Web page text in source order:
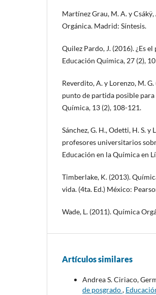
Martínez Grau, M. A. y
Orgánica. Madrid: Síntesis.
Quilez Pardo, J. (2016). ¿Es
Educación Química, 27 (2),
Reverdito, A. y Lorenzo, M.
punto de partida posible para
Química, 13 (2), 108-121.
Sánchez, G. H., Odetti, H. S.
profesores universitarios
Educación en la Química en
Timberlake, K. (2013).
vida. (4ta. Ed.) México:
Wade, L. (2011). Química
Artículos similares
Andrea S. Ciriaco,
de posgrado,